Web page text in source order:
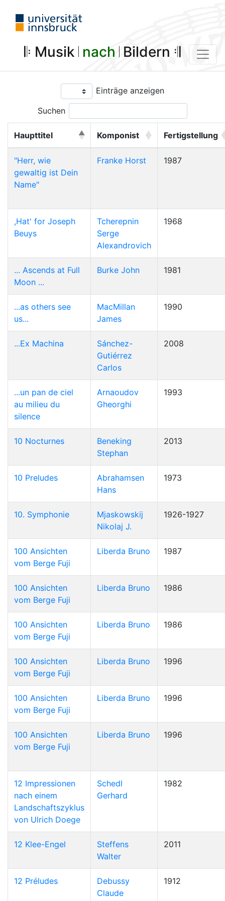
𝄆 Musik 𝄀 nach 𝄀 Bildern 𝄇
Einträge anzeigen
Suchen
Haupttitel Komponist Fertigstellung
"Herr, wie
gewaltig ist Dein
Name"
Franke Horst 1987
,Hat' for Joseph
Beuys
Tcherepnin
Serge
Alexandrovich
1968
... Ascends at Full
Moon ...
Burke John 1981
...as others see
us...
MacMillan
James
1990
...Ex Machina
Sánchez-
Gutiérrez
Carlos
2008
...un pan de ciel
au milieu du
silence
Arnaoudov
Gheorghi
1993
10 Nocturnes
Beneking
Stephan
2013
10 Preludes
Abrahamsen
Hans
1973
10. Symphonie
Mjaskowskij
Nikolaj J.
1926-1927
100 Ansichten
vom Berge Fuji
Liberda Bruno 1987
100 Ansichten
vom Berge Fuji
Liberda Bruno 1986
100 Ansichten
vom Berge Fuji
Liberda Bruno 1986
100 Ansichten
vom Berge Fuji
Liberda Bruno 1996
100 Ansichten
vom Berge Fuji
Liberda Bruno 1996
100 Ansichten
vom Berge Fuji
Liberda Bruno 1996
12 Impressionen
nach einem
Landschaftszyklus
von Ulrich Doege
Schedl
Gerhard
1982
12 Klee-Engel
Steffens
Walter
2011
12 Préludes
Debussy
Claude
1912